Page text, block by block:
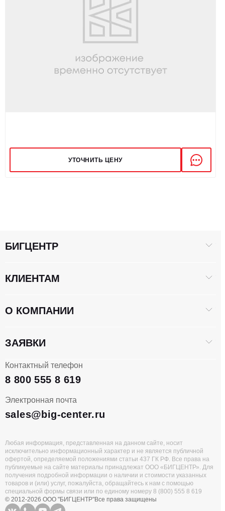
УТОЧНИТЬ ЦЕНУ
Контактный телефон
8 800 555 8 619
Электронная почта
sales@big-center.ru
БИГЦЕНТР
КЛИЕНТАМ
О КОМПАНИИ
ЗАЯВКИ
Любая информация, представленная на данном сайте, носит
исключительно информационный характер и не является публичной
офертой, определяемой положениями статьи 437 ГК РФ. Все права на
публикуемые на сайте материалы принадлежат ООО «БИГЦЕНТР». Для
получения подробной информации о наличии и стоимости указанных
товаров и (или) услуг, пожалуйста, обращайтесь к нам с помощью
специальной формы связи или по единому номеру 8 (800) 555 8 619
© 2012-2026 ООО "БИГЦЕНТР"Все права защищены